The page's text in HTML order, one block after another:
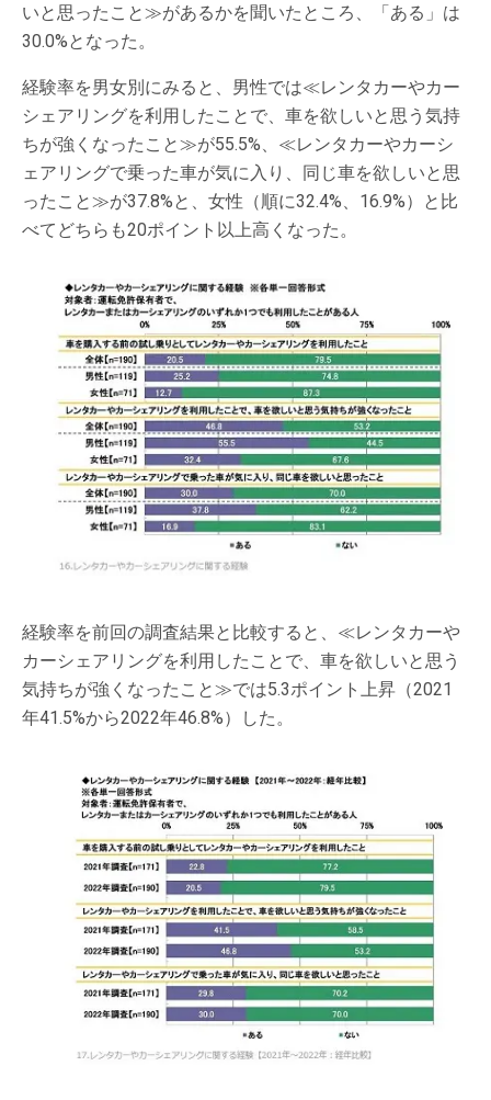
いと思ったこと≫があるかを聞いたところ、「ある」は
30.0%となった。
経験率を男女別にみると、男性では≪レンタカーやカー
シェアリングを利用したことで、車を欲しいと思う気持
ちが強くなったこと≫が55.5%、≪レンタカーやカーシ
ェアリングで乗った車が気に入り、同じ車を欲しいと思
ったこと≫が37.8%と、女性（順に32.4%、16.9%）と比
べてどちらも20ポイント以上高くなった。
経験率を前回の調査結果と比較すると、≪レンタカーや
カーシェアリングを利用したことで、車を欲しいと思う
気持ちが強くなったこと≫では5.3ポイント上昇（2021
年41.5%から2022年46.8%）した。